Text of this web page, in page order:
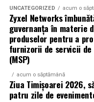
Indiferent de
ideal să experimentezi
inspirate din universul
Top Scentsde la
ingredientele premium,
pot exista în aceeași
UNCATEGORIZED acum o
Zyxel Networks
guvernanța în materie
produselor pentru a
furnizorii de servicii
(MSP)
acum o săptămână
Ziua Timișoarei 2026,
patru zile de